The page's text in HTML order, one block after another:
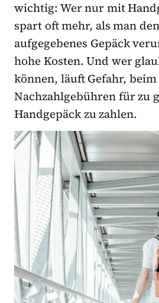
wichtig: Wer nur mit
spart oft mehr, als man
aufgegebenes Gepäck
hohe Kosten. Und wer
können, läuft Gefahr, beim
Nachzahlgebühren für zu
Handgepäck zu zahlen.